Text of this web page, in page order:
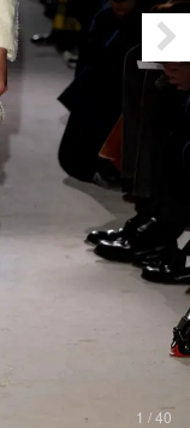
1 / 40